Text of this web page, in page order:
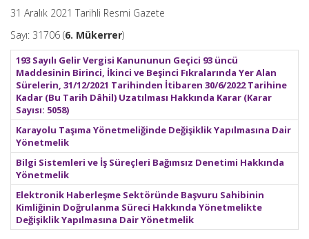
31 Aralık 2021 Tarihli Resmi Gazete
Sayı: 31706 (6. Mükerrer)
193 Sayılı Gelir Vergisi Kanununun Geçici 93 üncü
Maddesinin Birinci, İkinci ve Beşinci Fıkralarında Yer Alan
Sürelerin, 31/12/2021 Tarihinden İtibaren 30/6/2022 Tarihine
Kadar (Bu Tarih Dâhil) Uzatılması Hakkında Karar (Karar
Sayısı: 5058)
Karayolu Taşıma Yönetmeliğinde Değişiklik Yapılmasına Dair
Yönetmelik
Bilgi Sistemleri ve İş Süreçleri Bağımsız Denetimi Hakkında
Yönetmelik
Elektronik Haberleşme Sektöründe Başvuru Sahibinin
Kimliğinin Doğrulanma Süreci Hakkında Yönetmelikte
Değişiklik Yapılmasına Dair Yönetmelik